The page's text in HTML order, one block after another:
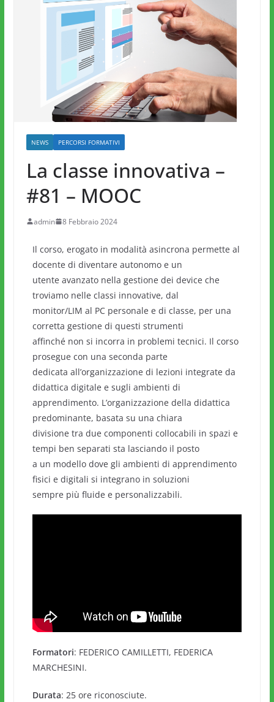
NEWS PERCORSI FORMATIVI
La classe innovativa –
#81 – MOOC
admin 8 Febbraio 2024
Il corso, erogato in modalità asincrona permette al
docente di diventare autonomo e un
utente avanzato nella gestione dei device che
troviamo nelle classi innovative, dal
monitor/LIM al PC personale e di classe, per una
corretta gestione di questi strumenti
affinché non si incorra in problemi tecnici. Il corso
prosegue con una seconda parte
dedicata all’organizzazione di lezioni integrate da
didattica digitale e sugli ambienti di
apprendimento. L’organizzazione della didattica
predominante, basata su una chiara
divisione tra due componenti collocabili in spazi e
tempi ben separati sta lasciando il posto
a un modello dove gli ambienti di apprendimento
fisici e digitali si integrano in soluzioni
sempre più fluide e personalizzabili.
Formatori: FEDERICO CAMILLETTI, FEDERICA
MARCHESINI.
Durata: 25 ore riconosciute.